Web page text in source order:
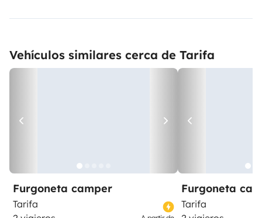
Vehículos similares cerca de Tarifa
Furgoneta camper
Tarifa
Furgoneta
Tarifa